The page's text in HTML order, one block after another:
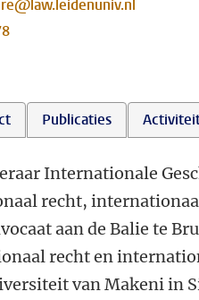
Publicaties
Internationale
recht,
aan de Balie te
recht en
van Makeni in